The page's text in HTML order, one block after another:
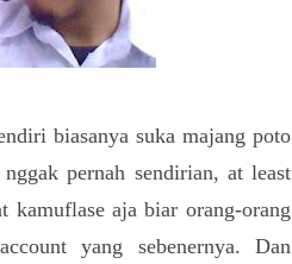
biasanya suka majang poto
pernah sendirian, at least
kamuflase aja biar orang-orang
yang sebenernya. Dan